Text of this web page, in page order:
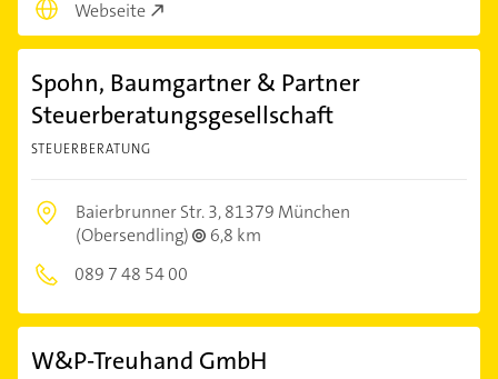
Webseite
Spohn, Baumgartner & Partner
Steuerberatungsgesellschaft
STEUERBERATUNG
Baierbrunner Str. 3,81379 München
(Obersendling)
6,8 km
089 7 48 54 00
W&P-Treuhand GmbH